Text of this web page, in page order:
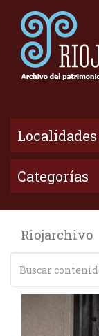
Localidades
Categorías
Riojarchivo